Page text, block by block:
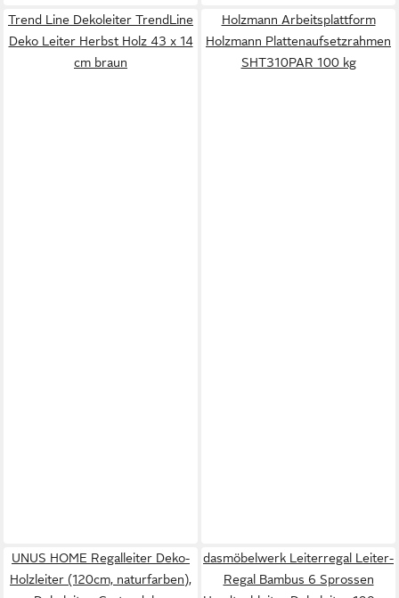
Trend Line Dekoleiter TrendLine
Deko Leiter Herbst Holz 43 x 14
cm braun
Holzmann Arbeitsplattform
Holzmann Plattenaufsetzrahmen
SHT310PAR 100 kg
UNUS HOME Regalleiter Deko-
Holzleiter (120cm, naturfarben),
dasmöbelwerk Leiterregal Leiter-
Regal Bambus 6 Sprossen